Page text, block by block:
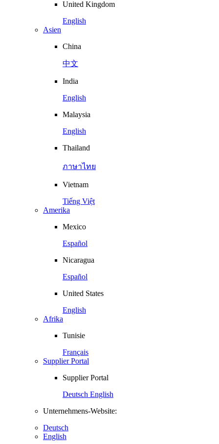
United Kingdom
English
Asien
China
中文
India
English
Malaysia
English
Thailand
ภาษาไทย
Vietnam
Tiếng Việt
Amerika
Mexico
Español
Nicaragua
Español
United States
English
Afrika
Tunisie
Français
Supplier Portal
Supplier Portal
Deutsch English
Unternehmens-Website:
Deutsch
English